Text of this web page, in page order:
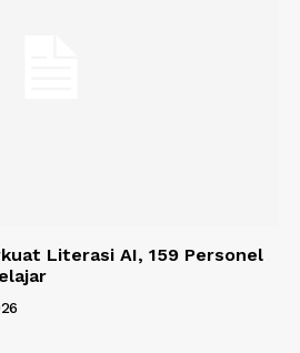
Literasi AI, 159 Personel